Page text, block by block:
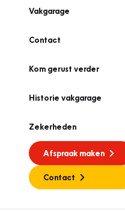
Vakgarage
Contact
Kom gerust verder
Historie vakgarage
Zekerheden
Afspraak maken
Contact